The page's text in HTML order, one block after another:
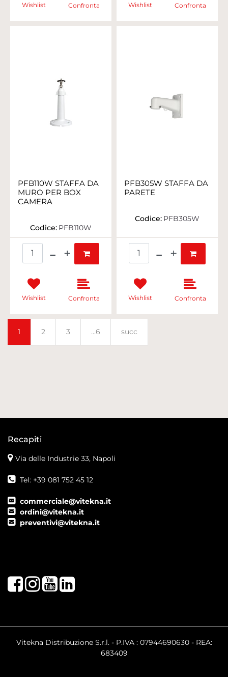
Wishlist Confronta Wishlist Confronta
PFB110W STAFFA DA
MURO PER BOX
CAMERA
Codice: PFB110W
Wishlist Confronta
PFB305W STAFFA DA
PARETE
Codice: PFB305W
Wishlist Confronta
1 2 3 ...6 succ
Recapiti
Via delle Industrie 33, Napoli
Tel: +39 081 752 45 12
commerciale@vitekna.it
ordini@vitekna.it
preventivi@vitekna.it
FacebookInstagram
YoutubeLinkedIn
Vitekna Distribuzione S.r.l. - P.IVA : 07944690630 - REA:
683409